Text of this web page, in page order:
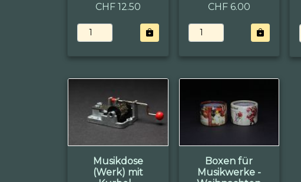
CHF 12.50 CHF 6.00
Musikdose
(Werk) mit
Boxen für
Musikwerke -